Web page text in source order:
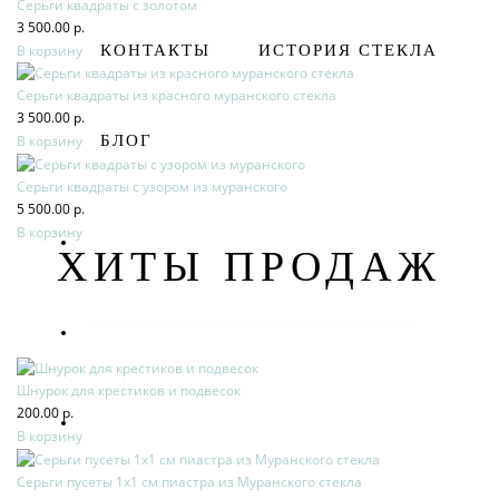
КОНТАКТЫ ИСТОРИЯ СТЕКЛА
БЛОГ
Серьги квадраты с золотом
3 500.00 р.
В корзину
Серьги квадраты из красного муранского стекла
3 500.00 р.
В корзину
Серьги квадраты с узором из муранского
5 500.00 р.
В корзину
ХИТЫ ПРОДАЖ
Шнурок для крестиков и подвесок
200.00 р.
В корзину
Серьги пусеты 1х1 см пиастра из Муранского стекла